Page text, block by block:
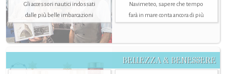
Gli accessori nautici indossati
dalle più belle imbarcazioni
Navimeteo, sapere che tempo
farà in mare conta ancora di più
BELLEZZA & BENESSERE